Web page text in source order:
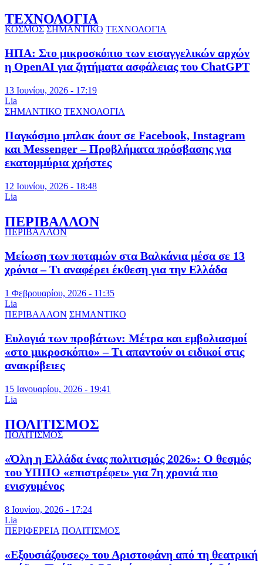
ΤΕΧΝΟΛΟΓΙΑ
ΚΟΣΜΟΣ ΣΗΜΑΝΤΙΚΟ ΤΕΧΝΟΛΟΓΙΑ
ΗΠΑ: Στο μικροσκόπιο των εισαγγελικών αρχών
η OpenAI για ζητήματα ασφάλειας του ChatGPT
13 Ιουνίου, 2026 - 17:19
Lia
ΣΗΜΑΝΤΙΚΟ ΤΕΧΝΟΛΟΓΙΑ
Παγκόσμιο μπλακ άουτ σε Facebook, Instagram
και Messenger – Προβλήματα πρόσβασης για
εκατομμύρια χρήστες
12 Ιουνίου, 2026 - 18:48
Lia
ΠΕΡΙΒΑΛΛΟΝ
ΠΕΡΙΒΑΛΛΟΝ
Μείωση των ποταμών στα Βαλκάνια μέσα σε 13
χρόνια – Τι αναφέρει έκθεση για την Ελλάδα
1 Φεβρουαρίου, 2026 - 11:35
Lia
ΠΕΡΙΒΑΛΛΟΝ ΣΗΜΑΝΤΙΚΟ
Ευλογιά των προβάτων: Μέτρα και εμβολιασμοί
«στο μικροσκόπιο» – Τι απαντούν οι ειδικοί στις
ανακρίβειες
15 Ιανουαρίου, 2026 - 19:41
Lia
ΠΟΛΙΤΙΣΜΟΣ
ΠΟΛΙΤΙΣΜΟΣ
«Όλη η Ελλάδα ένας πολιτισμός 2026»: Ο θεσμός
του ΥΠΠΟ «επιστρέφει» για 7η χρονιά πιο
ενισχυμένος
8 Ιουνίου, 2026 - 17:24
Lia
ΠΕΡΙΦΕΡΕΙΑ ΠΟΛΙΤΙΣΜΟΣ
«Εξουσιάζουσες» του Αριστοφάνη από τη θεατρική